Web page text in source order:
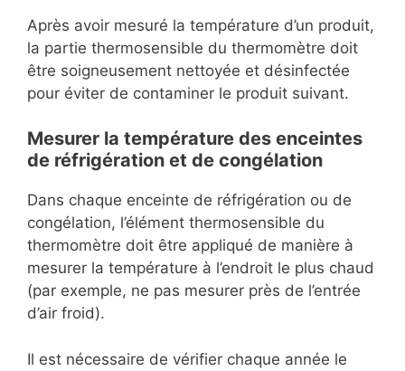
Après avoir mesuré la température d’un produit,
la partie thermosensible du thermomètre doit
être soigneusement nettoyée et désinfectée
pour éviter de contaminer le produit suivant.
Mesurer la température des enceintes
de réfrigération et de congélation
Dans chaque enceinte de réfrigération ou de
congélation, l’élément thermosensible du
thermomètre doit être appliqué de manière à
mesurer la température à l’endroit le plus chaud
(par exemple, ne pas mesurer près de l’entrée
d’air froid).
Il est nécessaire de vérifier chaque année le